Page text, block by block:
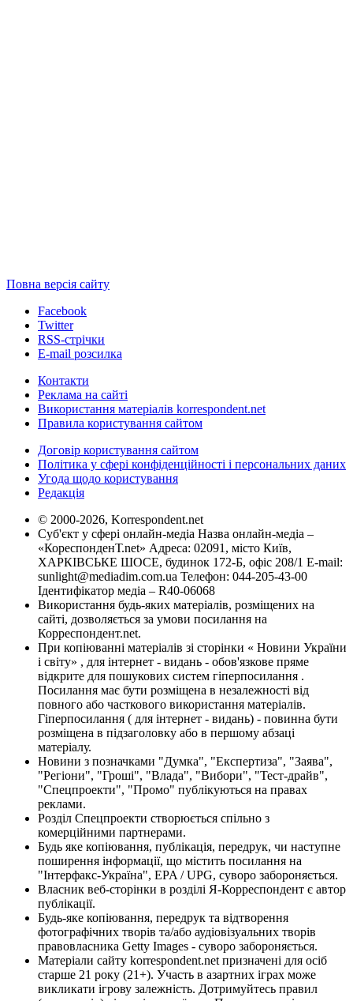
Повна версія сайту
Facebook
Twitter
RSS-стрічки
E-mail розсилка
Контакти
Реклама на сайті
Використання матеріалів korrespondent.net
Правила користування сайтом
Договір користування сайтом
Політика у сфері конфіденційності і персональних даних
Угода щодо користування
Редакція
© 2000-2026, Korrespondent.net
Суб'єкт у сфері онлайн-медіа Назва онлайн-медіа –
«КореспонденТ.net» Адреса: 02091, місто Київ,
ХАРКІВСЬКЕ ШОСЕ, будинок 172-Б, офіс 208/1 E-mail:
sunlight@mediadim.com.ua Телефон: 044-205-43-00
Ідентифікатор медіа – R40-06068
Використання будь-яких матеріалів, розміщених на
сайті, дозволяється за умови посилання на
Корреспондент.net.
При копіюванні матеріалів зі сторінки « Новини України
і світу» , для інтернет - видань - обов'язкове пряме
відкрите для пошукових систем гіперпосилання .
Посилання має бути розміщена в незалежності від
повного або часткового використання матеріалів.
Гіперпосилання ( для інтернет - видань) - повинна бути
розміщена в підзаголовку або в першому абзаці
матеріалу.
Новини з позначками "Думка", "Експертиза", "Заява",
"Регіони", "Гроші", "Влада", "Вибори", "Тест-драйв",
"Спецпроекти", "Промо" публікуються на правах
реклами.
Розділ Спецпроекти створюється спільно з
комерційними партнерами.
Будь яке копіювання, публікація, передрук, чи наступне
поширення інформації, що містить посилання на
"Інтерфакс-Україна", EPA / UPG, суворо забороняється.
Власник веб-сторінки в розділі Я-Корреспондент є автор
публікації.
Будь-яке копіювання, передрук та відтворення
фотографічних творів та/або аудіовізуальних творів
правовласника Getty Images - суворо забороняється.
Матеріали сайту korrespondent.net призначені для осіб
старше 21 року (21+). Участь в азартних іграх може
викликати ігрову залежність. Дотримуйтесь правил